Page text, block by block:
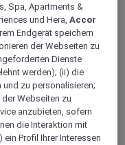
über auf Ihre Aufenthalte
Spa, Apartments &
und Hera,Accor
Endgerät speichern
der Webseiten zu
Dienste
werden); (ii) die
zu personalisieren;
Webseiten zu
anzubieten, sofern
die Interaktion mit
Profil Ihrer Interessen